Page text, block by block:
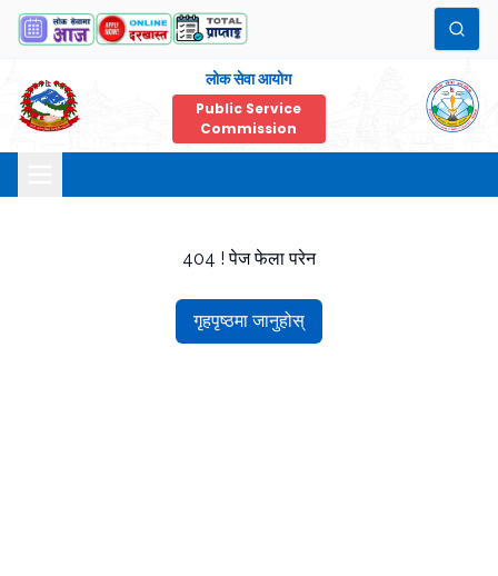
लोक सेवा आयोग
Public Service
Commission
404 ! पेज फेला परेन
गृहपृष्ठमा जानुहोस्